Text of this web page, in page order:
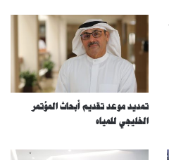
تمديد موعد تقديم أبحاث المؤتمر
الخليجي للمياه